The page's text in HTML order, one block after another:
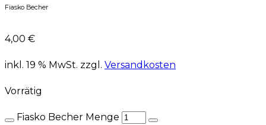
Fiasko Becher
4,00 €
inkl. 19 % MwSt. zzgl. Versandkosten
Vorrätig
Fiasko Becher Menge